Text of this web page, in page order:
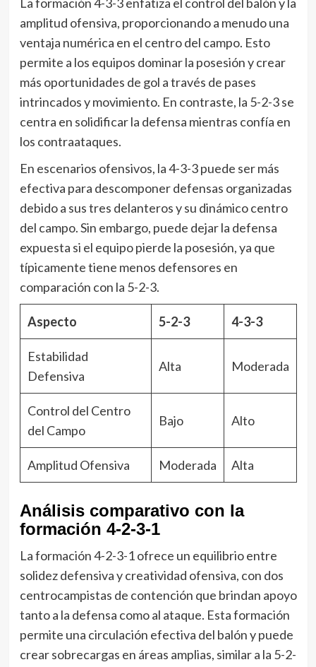
amplitud ofensiva, proporcionando a menudo una
ventaja numérica en el centro del campo. Esto
permite a los equipos dominar la posesión y crear
más oportunidades de gol a través de pases
intrincados y movimiento. En contraste, la 5-2-3 se
centra en solidificar la defensa mientras confía en
los contraataques.
En escenarios ofensivos, la 4-3-3 puede ser más
efectiva para descomponer defensas organizadas
debido a sus tres delanteros y su dinámico centro
del campo. Sin embargo, puede dejar la defensa
expuesta si el equipo pierde la posesión, ya que
típicamente tiene menos defensores en
comparación con la 5-2-3.
Aspecto 5-2-3 4-3-3
Estabilidad
Defensiva
Alta Moderada
Control del Centro
del Campo
Bajo Alto
Amplitud Ofensiva Moderada Alta
Análisis comparativo con la
formación 4-2-3-1
La formación 4-2-3-1 ofrece un equilibrio entre
solidez defensiva y creatividad ofensiva, con dos
centrocampistas de contención que brindan apoyo
tanto a la defensa como al ataque. Esta formación
permite una circulación efectiva del balón y puede
crear sobrecargas en áreas amplias, similar a la 5-2-